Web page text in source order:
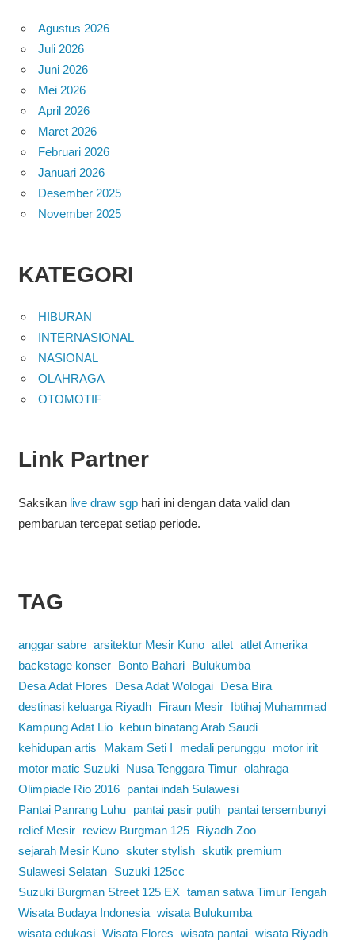
Agustus 2026
Juli 2026
Juni 2026
Mei 2026
April 2026
Maret 2026
Februari 2026
Januari 2026
Desember 2025
November 2025
KATEGORI
HIBURAN
INTERNASIONAL
NASIONAL
OLAHRAGA
OTOMOTIF
Link Partner
Saksikan live draw sgphari ini dengan data valid dan
pembaruan tercepat setiap periode.
TAG
anggar sabre arsitektur Mesir Kuno atlet atlet Amerika
backstage konser
Bonto Bahari
Bulukumba
Desa Adat Flores
Desa Adat Wologai
Desa Bira
destinasi keluarga Riyadh
Firaun Mesir
Ibtihaj Muhammad
Kampung Adat Lio
kebun binatang Arab Saudi
kehidupan artis
Makam Seti I medali perunggu
motor irit
motor matic Suzuki
Nusa Tenggara Timur olahraga
Olimpiade Rio 2016
pantai indah Sulawesi
Pantai Panrang Luhu
pantai pasir putih
pantai tersembunyi
relief Mesir
review Burgman 125
Riyadh Zoo
sejarah Mesir Kuno skuter stylish skutik premium
Sulawesi Selatan
Suzuki 125cc
Suzuki Burgman Street 125 EX taman satwa Timur Tengah
Wisata Budaya Indonesia wisata Bulukumba
wisata edukasi Wisata Flores wisata pantai wisata Riyadh